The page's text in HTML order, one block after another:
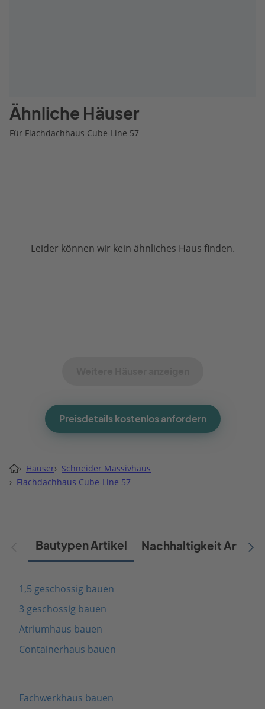
Ähnliche Häuser
Für Flachdachhaus Cube-Line 57
Leider können wir kein ähnliches Haus finden.
Preisdetails kostenlos anfordern
› Häuser› Schneider Massivhaus
› Flachdachhaus Cube-Line 57
Bautypen Artikel Nachhaltigkeit Artikel
1,5 geschossig bauen
3 geschossig bauen
Atriumhaus bauen
Containerhaus bauen
Fachwerkhaus bauen